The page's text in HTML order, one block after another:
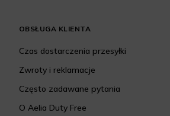
OBSŁUGA KLIENTA
Czas dostarczenia przesyłki
Zwroty i reklamacje
Często zadawane pytania
O Aelia Duty Free